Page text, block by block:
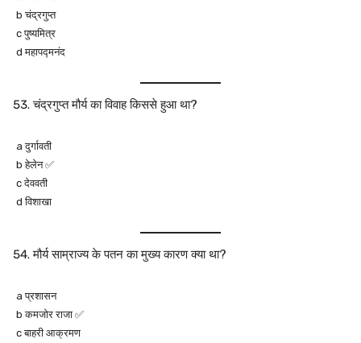
b चंद्रगुप्त
c पुष्यमित्र
d महापद्मनंद
चंद्रगुप्त मौर्य का विवाह किससे हुआ था?
a दुर्गावती
b हेलेन ✅
c देववती
d विशाखा
मौर्य साम्राज्य के पतन का मुख्य कारण क्या था?
a प्रशासन
b कमजोर राजा ✅
c बाहरी आक्रमण